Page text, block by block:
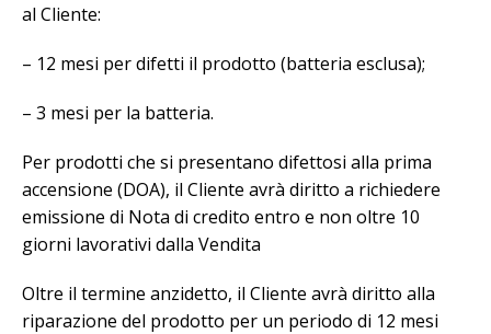
al Cliente:
– 12 mesi per difetti il prodotto (batteria esclusa);
– 3 mesi per la batteria.
Per prodotti che si presentano difettosi alla prima
accensione (DOA), il Cliente avrà diritto a richiedere
emissione di Nota di credito entro e non oltre 10
giorni lavorativi dalla Vendita
Oltre il termine anzidetto, il Cliente avrà diritto alla
riparazione del prodotto per un periodo di 12 mesi